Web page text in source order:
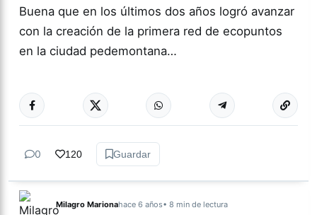
Buena que en los últimos dos años logró avanzar
con la creación de la primera red de ecopuntos
en la ciudad pedemontana…
TUCUMÁN Más
0 120 Guardar
Milagro Marionahace 6 años• 8 min de lectura